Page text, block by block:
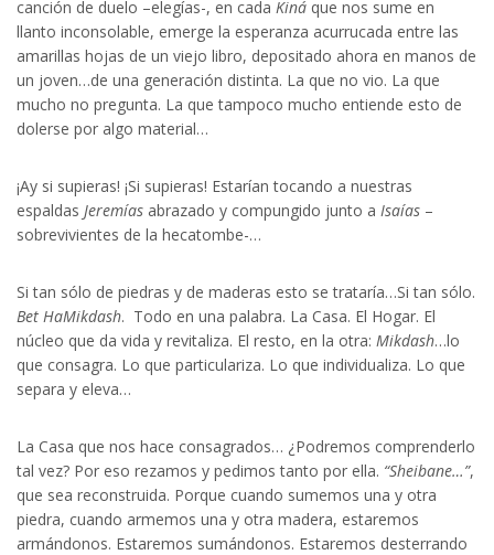
canción de duelo –elegías-, en cada Kiná que nos sume en
llanto inconsolable, emerge la esperanza acurrucada entre las
amarillas hojas de un viejo libro, depositado ahora en manos de
un joven…de una generación distinta. La que no vio. La que
mucho no pregunta. La que tampoco mucho entiende esto de
dolerse por algo material…
¡Ay si supieras! ¡Si supieras! Estarían tocando a nuestras
espaldas Jeremías abrazado y compungido junto a Isaías –
sobrevivientes de la hecatombe-…
Si tan sólo de piedras y de maderas esto se trataría…Si tan sólo.
Bet HaMikdash. Todo en una palabra. La Casa. El Hogar. El
núcleo que da vida y revitaliza. El resto, en la otra: Mikdash…lo
que consagra. Lo que particulariza. Lo que individualiza. Lo que
separa y eleva…
La Casa que nos hace consagrados… ¿Podremos comprenderlo
tal vez? Por eso rezamos y pedimos tanto por ella. “Sheibane…”,
que sea reconstruida. Porque cuando sumemos una y otra
piedra, cuando armemos una y otra madera, estaremos
armándonos. Estaremos sumándonos. Estaremos desterrando